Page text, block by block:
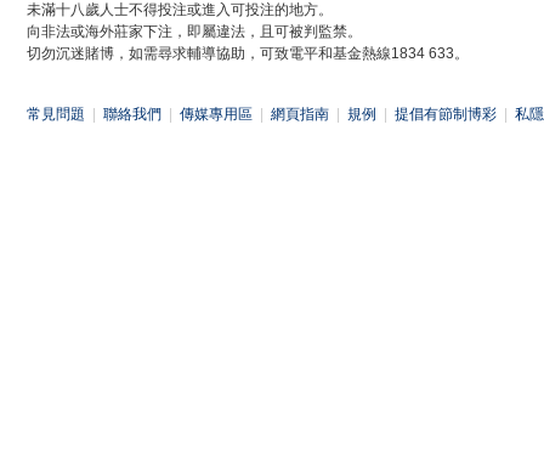
未滿十八歲人士不得投注或進入可投注的地方。
向非法或海外莊家下注，即屬違法，且可被判監禁。
切勿沉迷賭博，如需尋求輔導協助，可致電平和基金熱線1834 633。
常見問題 聯絡我們 傳媒專用區 網頁指南 規例 提倡有節制博彩 私